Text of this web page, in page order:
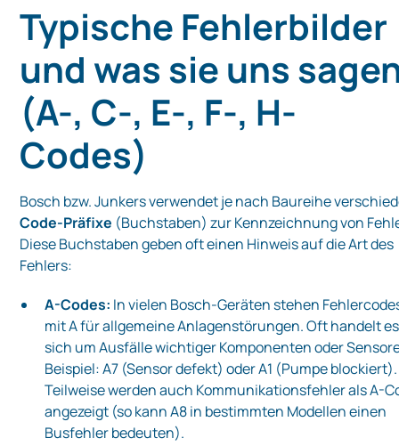
Typische Fehlerbilder
und was sie uns
(A-, C-, E-, F-, H-
Codes)
Bosch bzw. Junkers verwendet je nach Baureihe
Code-Präfixe (Buchstaben) zur Kennzeichnung von
Diese Buchstaben geben oft einen Hinweis auf die Art des
Fehlers:
A-Codes: In vielen Bosch-Geräten stehen
mit A für allgemeine Anlagenstörungen. Oft handelt es
sich um Ausfälle wichtiger Komponenten oder
Beispiel: A7 (Sensor defekt) oder A1 (Pumpe blockiert).
Teilweise werden auch Kommunikationsfehler als A-
angezeigt (so kann A8 in bestimmten Modellen einen
Busfehler bedeuten).